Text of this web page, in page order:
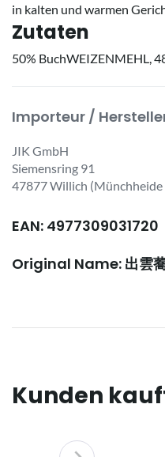
in kalten und warmen
Zutaten
50% BuchWEIZENMEHL,
Importeur /
JIK GmbH
Siemensring 91
47877 Willich (Münchheide
EAN: 4977309031720
Original Name: 出雲
Kunden